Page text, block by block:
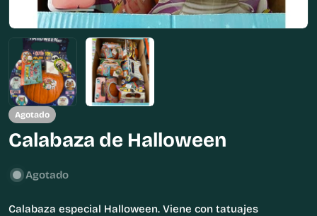
Agotado
Calabaza de Halloween
Agotado
Calabaza especial Halloween. Viene con tatuajes